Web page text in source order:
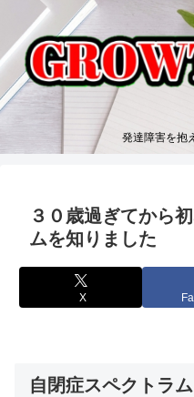
発達障害を抱
３０歳過ぎてから
ムを知りました
X
自閉症スペクトラム